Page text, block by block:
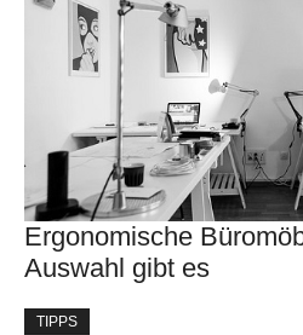
Ergonomische
Auswahl gibt es
TIPPS